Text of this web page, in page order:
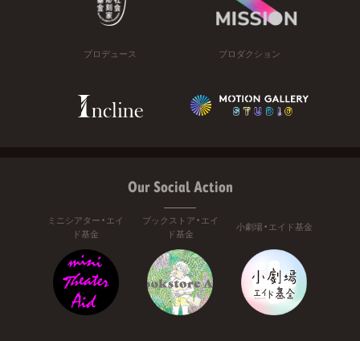
プロデュース プロダクション
Our Social Action
ミニシアター・エイ
ド基金
ブックストア・エイ
ド基金
小劇場・エイド基金